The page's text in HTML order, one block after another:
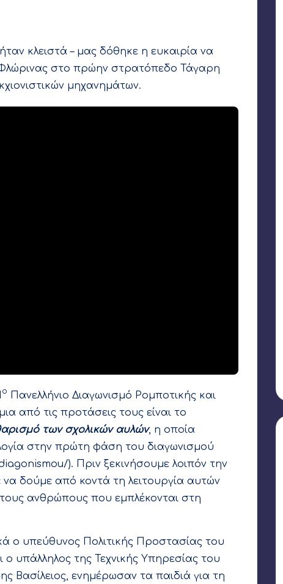
κλειστά – μας δόθηκε η ευκαιρία να
στο πρώην στρατόπεδο Τάγαρη
μηχανημάτων.
ο Πανελλήνιο Διαγωνισμό Ρομποτικής και
από τις προτάσεις τους είναι το
των σχολικών αυλών, η οποία
στην πρώτη φάση του διαγωνισμού
). Πριν ξεκινήσουμε λοιπόν την
δούμε από κοντά τη λειτουργία αυτών
ανθρώπους που εμπλέκονται στη
ο υπεύθυνος Πολιτικής Προστασίας του
υπάλληλος της Τεχνικής Υπηρεσίας του
Βασίλειος, ενημέρωσαν τα παιδιά για τη